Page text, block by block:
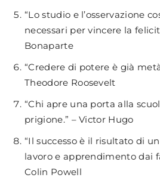
“Lo studio e l’osservazione
necessari per vincere la
Bonaparte
“Credere di potere è già
Theodore Roosevelt
“Chi apre una porta alla
prigione.” – Victor Hugo
“Il successo è il risultato di
lavoro e apprendimento dai
Colin Powell